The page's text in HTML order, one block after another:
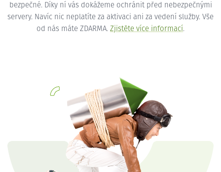
bezpečné. Díky ní vás dokážeme ochránit před nebezpečnými
servery. Navíc nic neplatíte za aktivaci ani za vedení služby. Vše
od nás máte ZDARMA. Zjistěte více informací.